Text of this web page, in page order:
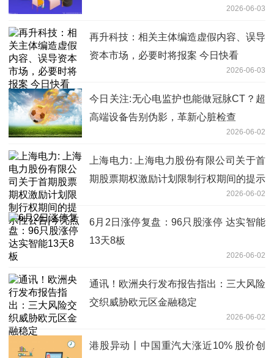
2026-06-03
再升科技：相关主体编造虚假内容、误导
资本市场，必要时将报案 今日快看
2026-06-03
今日关注:无心电监护也能做冠脉CT？超
高端设备告别伪影，革新心脏检查
2026-06-02
上海电力: 上海电力股份有限公司关于首
期股票期权激励计划限制行权期间的提示
2026-06-02
6月2日涨停复盘：96只股涨停 达实智能
13天8板
2026-06-02
通讯！欧洲央行发布报告指出：三大风险
交织威胁欧元区金融稳定
2026-06-02
港股异动丨中国重汽大涨近10% 股价创